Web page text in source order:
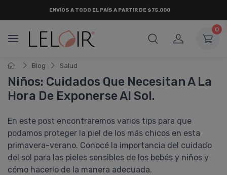
ENVÍOS A TODO EL PAÍS A PARTIR DE $75.000
0
Blog Salud
Niños: Cuidados Que Necesitan A La
Hora De Exponerse Al Sol.
En este post encontraremos varios tips para que
podamos proteger la piel de los más chicos en esta
primavera-verano. Conocé la importancia del cuidado
del sol para las pieles sensibles de los bebés y niños y
cómo hacerlo de la manera adecuada.